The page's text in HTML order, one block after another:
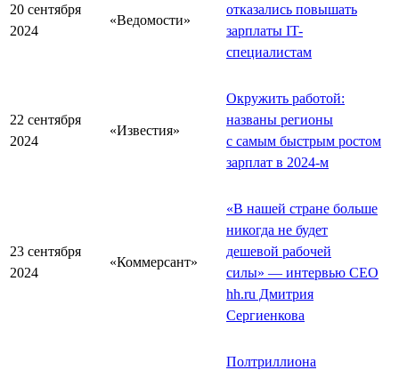
20 сентября
2024
«Ведомости»
отказались повышать
зарплаты IT-
специалистам
22 сентября
2024
«Известия»
Окружить работой:
названы регионы
с самым быстрым ростом
зарплат в 2024-м
23 сентября
2024
«Коммерсант»
«В нашей стране больше
никогда не будет
дешевой рабочей
силы» — интервью СЕО
hh.ru Дмитрия
Сергиенкова
Полтриллиона